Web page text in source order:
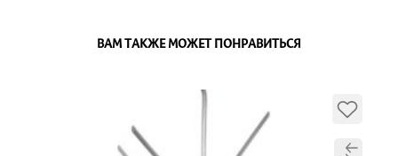
ВАМ ТАКЖЕ МОЖЕТ ПОНРАВИТЬСЯ